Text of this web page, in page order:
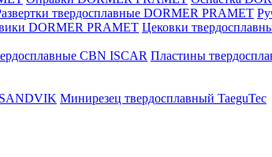
твердосплавные DORMER PRAMET
DORMER PRAMET Цековки
CBN ISCAR Пластины
Минирезец твердосплавный TaeguTec